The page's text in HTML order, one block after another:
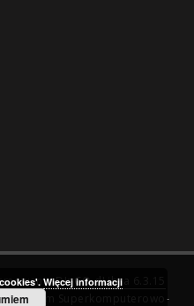
DInGO dLibra 6.3.15
Centrum Superkomputerowo-
Więcej informacji